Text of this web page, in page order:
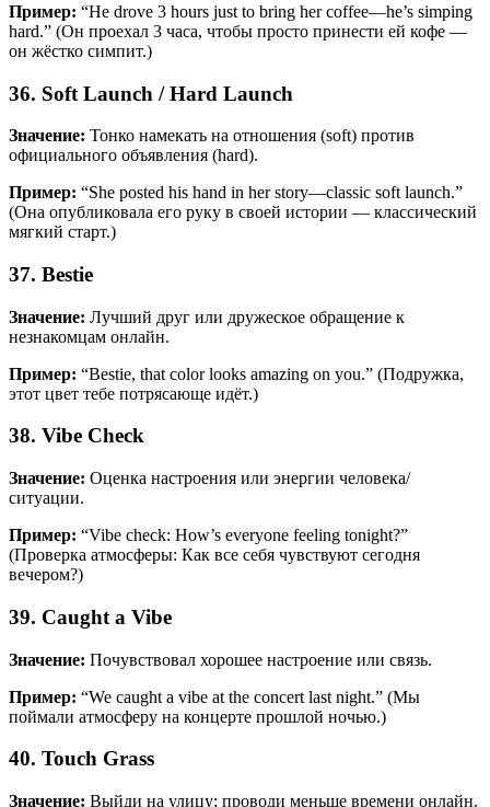
Пример: “He drove 3 hours just to bring her coffee—he’s simping
hard.” (Он проехал 3 часа, чтобы просто принести ей кофе —
он жёстко симпит.)
36. Soft Launch / Hard Launch
Значение: Тонко намекать на отношения (soft) против
официального объявления (hard).
Пример: “She posted his hand in her story—classic soft launch.”
(Она опубликовала его руку в своей истории — классический
мягкий старт.)
37. Bestie
Значение: Лучший друг или дружеское обращение к
незнакомцам онлайн.
Пример: “Bestie, that color looks amazing on you.” (Подружка,
этот цвет тебе потрясающе идёт.)
38. Vibe Check
Значение: Оценка настроения или энергии человека/
ситуации.
Пример: “Vibe check: How’s everyone feeling tonight?”
(Проверка атмосферы: Как все себя чувствуют сегодня
вечером?)
39. Caught a Vibe
Значение: Почувствовал хорошее настроение или связь.
Пример: “We caught a vibe at the concert last night.” (Мы
поймали атмосферу на концерте прошлой ночью.)
40. Touch Grass
Значение: Выйди на улицу; проводи меньше времени онлайн.